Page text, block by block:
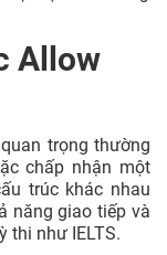
Allow
trọng thường
chấp nhận một
trúc khác nhau
năng giao tiếp và
thi như IELTS.